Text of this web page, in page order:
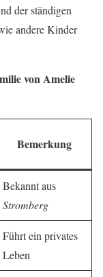
der ständigen
andere Kinder
von Amelie
Bemerkung
Bekannt aus
Stromberg
Führt ein privates
Leben